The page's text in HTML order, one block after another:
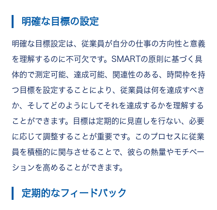
明確な目標の設定
明確な目標設定は、従業員が自分の仕事の方向性と意義
を理解するのに不可欠です。SMARTの原則に基づく具
体的で測定可能、達成可能、関連性のある、時間枠を持
つ目標を設定することにより、従業員は何を達成すべき
か、そしてどのようにしてそれを達成するかを理解する
ことができます。目標は定期的に見直しを行ない、必要
に応じて調整することが重要です。このプロセスに従業
員を積極的に関与させることで、彼らの熱量やモチベー
ションを高めることができます。
定期的なフィードバック